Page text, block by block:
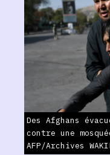
Des Afghans
contre une
AFP/Archives